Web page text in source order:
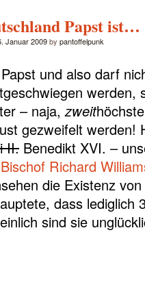
Papst ist…
Januar 2009by pantoffelpunk
und also darf
werden,
– naja,zweit
gezweifelt werden!
II. Benedikt XVI. –
Richard
die Existenz
dass lediglich
sind sie